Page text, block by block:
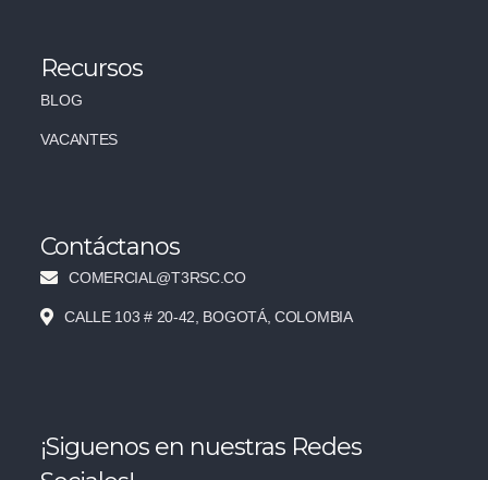
Recursos
BLOG
VACANTES
Contáctanos
COMERCIAL@T3RSC.CO
CALLE 103 # 20-42, BOGOTÁ, COLOMBIA
¡Siguenos en nuestras Redes